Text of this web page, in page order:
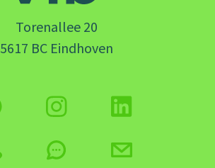
Torenallee 20
5617 BC Eindhoven